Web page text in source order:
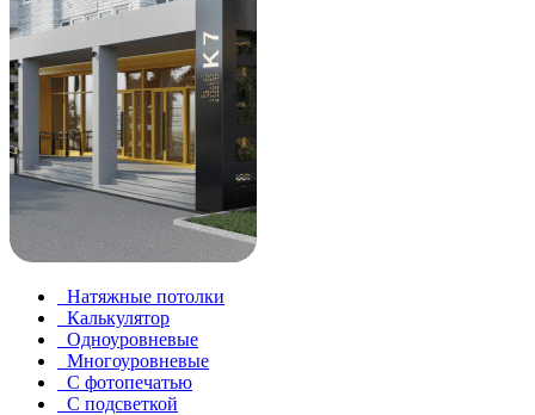
Натяжные потолки
Калькулятор
Одноуровневые
Многоуровневые
С фотопечатью
С подсветкой